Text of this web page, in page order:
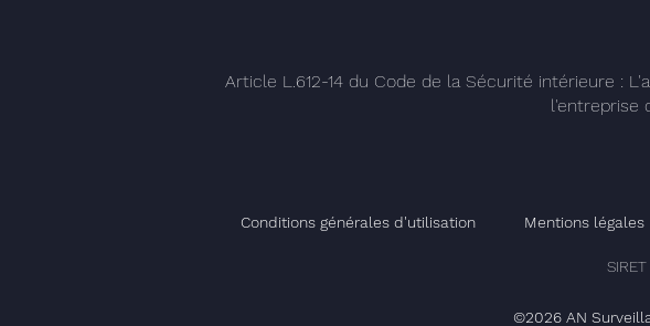
Article L.612-14 du Code de la Sécurité intérieure :
l'entreprise
Conditions générales d'utilisation Mentions légales
©2026 AN